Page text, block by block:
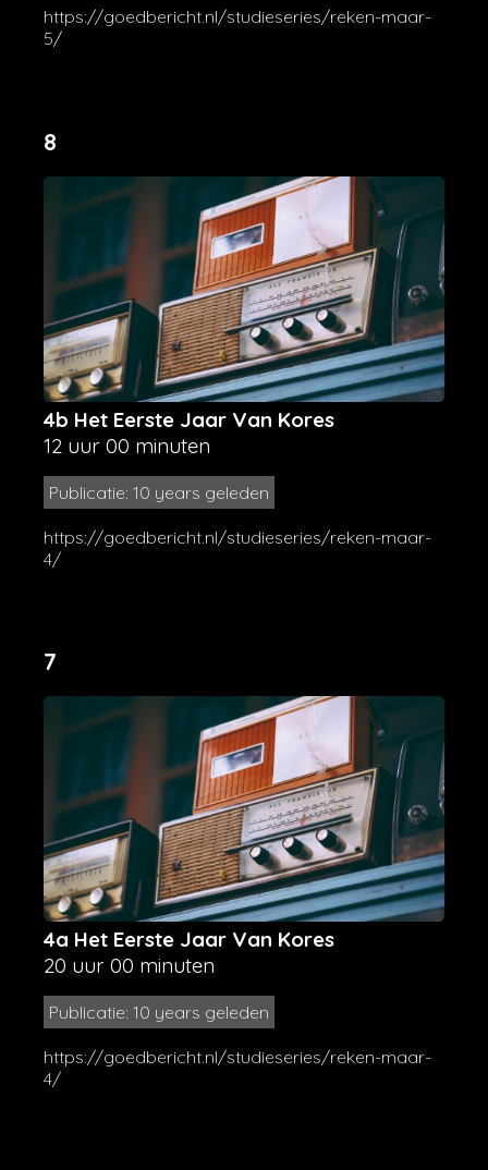
https://goedbericht.nl/studieseries/reken-maar-
5/
8
4b Het Eerste Jaar Van Kores
12 uur 00 minuten
Publicatie: 10 years geleden
https://goedbericht.nl/studieseries/reken-maar-
4/
7
4a Het Eerste Jaar Van Kores
20 uur 00 minuten
Publicatie: 10 years geleden
https://goedbericht.nl/studieseries/reken-maar-
4/